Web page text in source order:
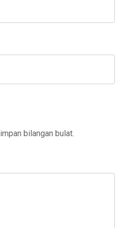
bilangan bulat.